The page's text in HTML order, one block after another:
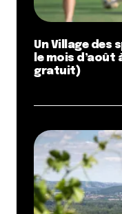
Un Village des
le mois d’août
gratuit)